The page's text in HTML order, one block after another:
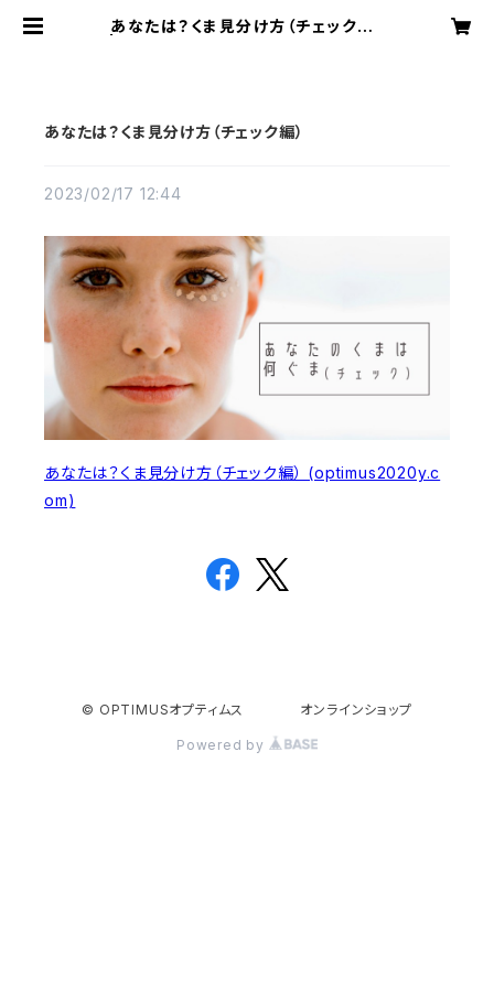
あなたは？くま見分け方（チェック編）
あなたは？くま見分け方（チェック編）
2023/02/17 12:44
あなたは？くま見分け方（チェック編） (optimus2020y.c
om)
© OPTIMUSオプティムス オンラインショップ
Powered by